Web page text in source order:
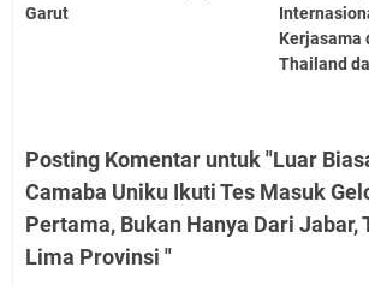
Garut
Kerjasama
Thailand
Posting Komentar untuk "Luar
Camaba Uniku Ikuti Tes Masuk
Pertama, Bukan Hanya Dari Jabar,
Lima Provinsi "